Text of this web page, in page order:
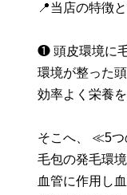
📍当店の特徴
❶ 頭皮環境に
環境が整った
効率よく栄養
そこへ、 ≪5
毛包の発毛環
血管に作用し